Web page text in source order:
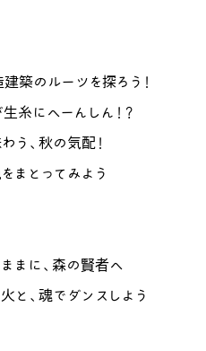
築のルーツを探ろう！
糸にへーんしん！？
う、秋の気配！
まとってみよう
まに、森の賢者へ
、魂でダンスしよう